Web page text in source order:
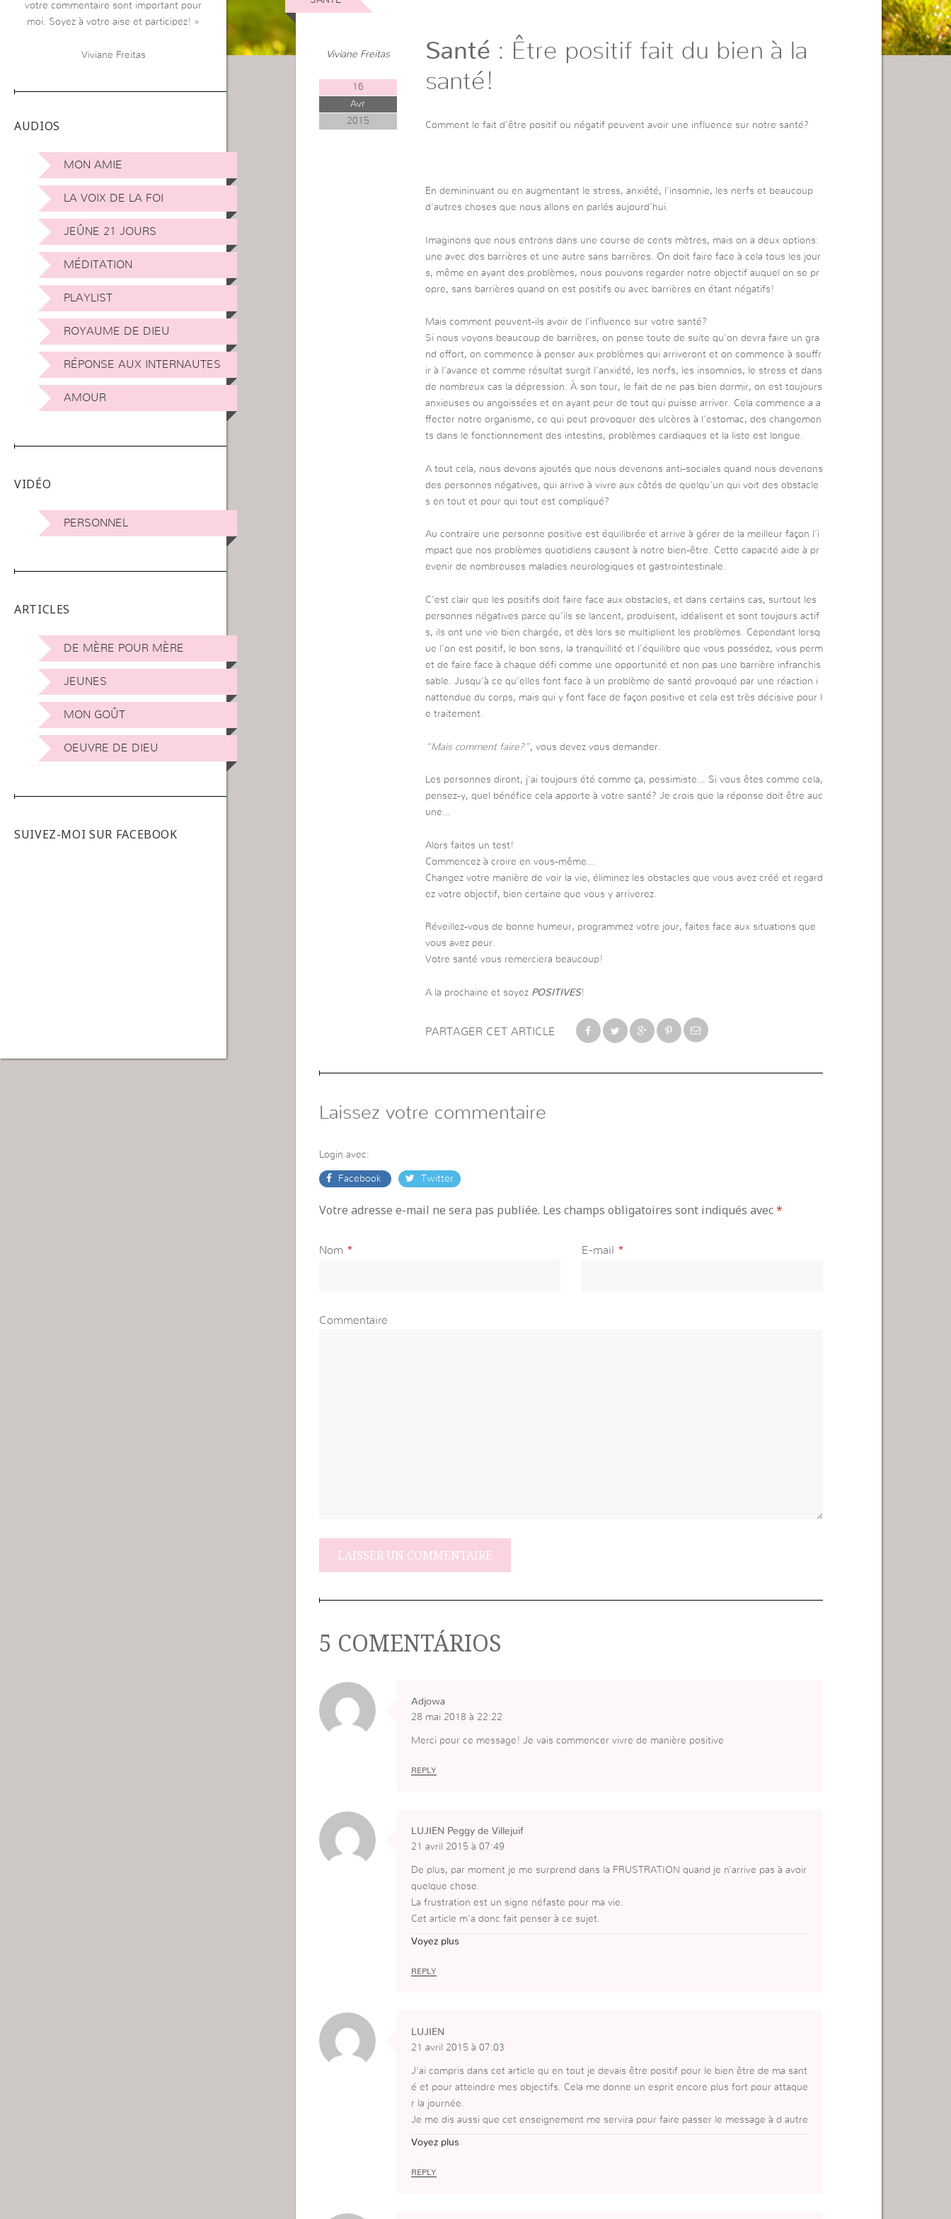
votre commentaire sont important pour
moi. Soyez à votre aise et participez! »
Viviane Freitas
AUDIOS
MON AMIE
LA VOIX DE LA FOI
JEÛNE 21 JOURS
MÉDITATION
PLAYLIST
ROYAUME DE DIEU
RÉPONSE AUX INTERNAUTES
AMOUR
VIDÉO
PERSONNEL
ARTICLES
DE MÈRE POUR MÈRE
JEUNES
MON GOÛT
OEUVRE DE DIEU
SUIVEZ-MOI SUR FACEBOOK
Viviane Freitas
16
Avr
2015
Santé : Être positif fait du bien à la
santé!
Comment le fait d’être positif ou négatif peuvent avoir une influence sur notre santé?
En demininuant ou en augmentant le stress, anxiété, l’insomnie, les nerfs et beaucoup
d’autres choses que nous allons en parlés aujourd’hui.
Imaginons que nous entrons dans une course de cents mètres, mais on a deux options:
une avec des barrières et une autre sans barrières. On doit faire face à cela tous les jour
s, même en ayant des problèmes, nous pouvons regarder notre objectif auquel on se pr
opre, sans barrières quand on est positifs ou avec barrières en étant négatifs!
Mais comment peuvent-ils avoir de l’influence sur votre santé?
Si nous voyons beaucoup de barrières, on pense toute de suite qu’on devra faire un gra
nd effort, on commence à penser aux problèmes qui arriveront et on commence à souffr
ir à l’avance et comme résultat surgit l’anxiété, les nerfs, les insomnies, le stress et dans
de nombreux cas la dépression. À son tour, le fait de ne pas bien dormir, on est toujours
anxieuses ou angoissées et en ayant peur de tout qui puisse arriver. Cela commence a a
ffecter notre organisme, ce qui peut provoquer des ulcères à l’estomac, des changemen
ts dans le fonctionnement des intestins, problèmes cardiaques et la liste est longue.
A tout cela, nous devons ajoutés que nous devenons anti-sociales quand nous devenons
des personnes négatives, qui arrive à vivre aux côtés de quelqu’un qui voit des obstacle
s en tout et pour qui tout est compliqué?
Au contraire une personne positive est équilibrée et arrive à gérer de la meilleur façon l’i
mpact que nos problèmes quotidiens causent à notre bien-être. Cette capacité aide à pr
evenir de nombreuses maladies neurologiques et gastrointestinale.
C’est clair que les positifs doit faire face aux obstacles, et dans certains cas, surtout les
personnes négatives parce qu’ils se lancent, produisent, idéalisent et sont toujours actif
s, ils ont une vie bien chargée, et dès lors se multiplient les problèmes. Cependant lorsq
ue l’on est positif, le bon sens, la tranquillité et l’équilibre que vous possédez, vous perm
et de faire face à chaque défi comme une opportunité et non pas une barrière infranchis
sable. Jusqu’à ce qu’elles font face à un problème de santé provoqué par une réaction i
nattendue du corps, mais qui y font face de façon positive et cela est très décisive pour l
e traitement.
“Mais comment faire?”, vous devez vous demander.
Les personnes diront, j’ai toujours été comme ça, pessimiste… Si vous êtes comme cela,
pensez-y, quel bénéfice cela apporte à votre santé? Je crois que la réponse doit être auc
une…
Alors faites un test!
Commencez à croire en vous-même…
Changez votre manière de voir la vie, éliminez les obstacles que vous avez créé et regard
ez votre objectif, bien certaine que vous y arriverez.
Réveillez-vous de bonne humeur, programmez votre jour, faites face aux situations que
vous avez peur.
Votre santé vous remerciera beaucoup!
A la prochaine et soyez POSITIVES!
PARTAGER CET ARTICLE
Laissez votre commentaire
Login avec:
Facebook Twitter
Votre adresse e-mail ne sera pas publiée. Les champs obligatoires sont indiqués avec*
Nom * E-mail *
Commentaire
5 COMENTÁRIOS
Adjowa
28 mai 2018 à 22:22
Merci pour ce message! Je vais commencer vivre de manière positive
REPLY
LUJIEN Peggy de Villejuif
21 avril 2015 à 07:49
De plus, par moment je me surprend dans la FRUSTRATION quand je n’arrive pas à avoir
quelque chose.
La frustration est un signe néfaste pour ma vie.
Cet article m’a donc fait penser à ce sujet.
Si les choses n’arrivent pas comme je le souhaite, c’est parce que :
*soit ce n’était pas bénéfique pour moi.
Voyez plus
REPLY
LUJIEN
21 avril 2015 à 07:03
J’ai compris dans cet article qu en tout je devais être positif pour le bien être de ma sant
é et pour atteindre mes objectifs. Cela me donne un esprit encore plus fort pour attaque
r la journée.
Je me dis aussi que cet enseignement me servira pour faire passer le message à d autre
s personnes qui passent par des situations difficiles et qui pense qu elles sont nées pour
Je suis une femme très positive et qui lutte chaque jour pour ses objectifs. Mais je relèv
Voyez plus
REPLY